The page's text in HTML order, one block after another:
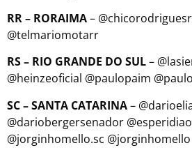
RR – RORAIMA–
@telmariomotarr
RS – RIO GRANDE DO SUL–
@heinzeoficial @paulopaim
SC – SANTA CATARINA–
@dariobergersenador
@jorginhomello.sc @jorginhomello